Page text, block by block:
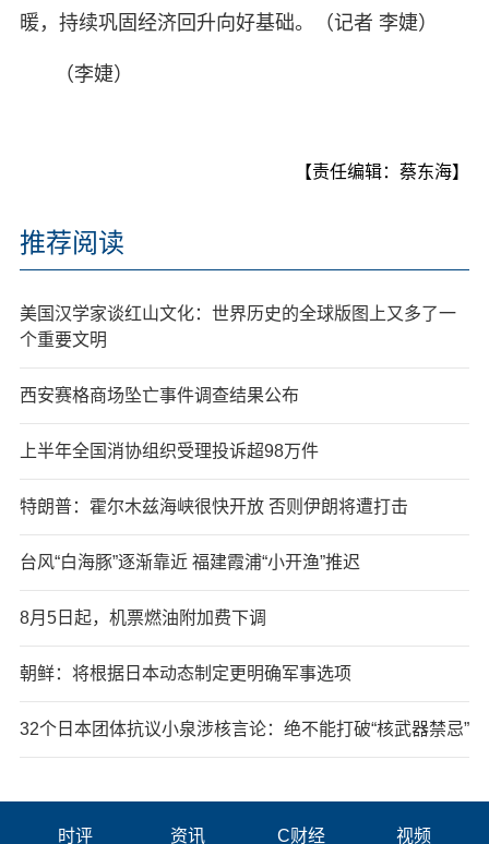
暖，持续巩固经济回升向好基础。（记者 李婕）
（李婕）
【责任编辑：蔡东海】
推荐阅读
美国汉学家谈红山文化：世界历史的全球版图上又多了一
个重要文明
西安赛格商场坠亡事件调查结果公布
上半年全国消协组织受理投诉超98万件
特朗普：霍尔木兹海峡很快开放 否则伊朗将遭打击
台风“白海豚”逐渐靠近 福建霞浦“小开渔”推迟
8月5日起，机票燃油附加费下调
朝鲜：将根据日本动态制定更明确军事选项
32个日本团体抗议小泉涉核言论：绝不能打破“核武器禁忌”
时评 资讯 C财经 视频